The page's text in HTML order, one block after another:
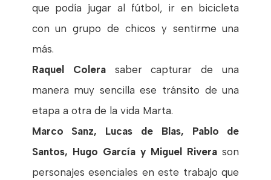
que podía jugar al fútbol, ir en bicicleta
con un grupo de chicos y sentirme una
más.
Raquel Colera saber capturar de una
manera muy sencilla ese tránsito de una
etapa a otra de la vida Marta.
Marco Sanz, Lucas de Blas, Pablo de
Santos, Hugo García y Miguel Rivera son
personajes esenciales en este trabajo que